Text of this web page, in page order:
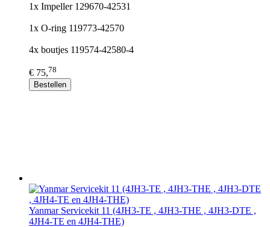
1x Impeller 129670-42531
1x O-ring 119773-42570
4x boutjes 119574-42580-4
€ 75,78
Bestellen
Yanmar Servicekit 11 (4JH3-TE , 4JH3-THE , 4JH3-DTE ,
4JH4-TE en 4JH4-THE)